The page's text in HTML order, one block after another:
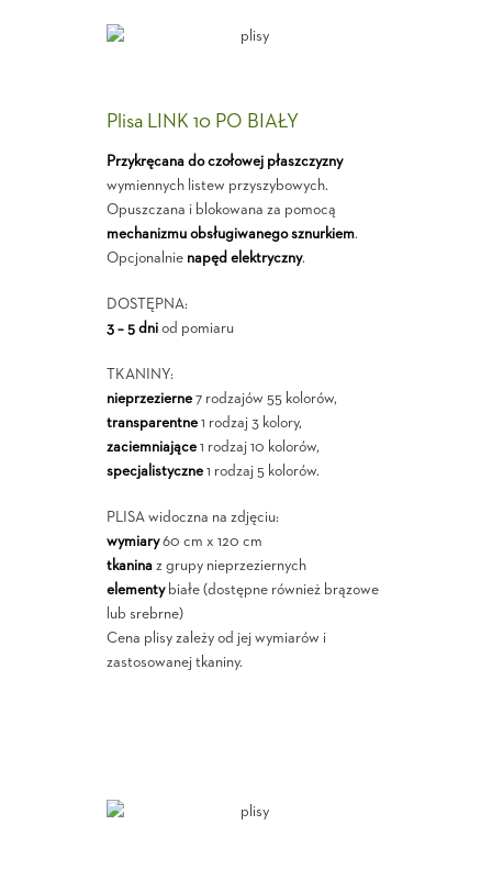
Plisa LINK 10 PO BIAŁY
Przykręcana do czołowej płaszczyzny
wymiennych listew przyszybowych.
Opuszczana i blokowana za pomocą
mechanizmu obsługiwanego sznurkiem.
Opcjonalnie napęd elektryczny.
DOSTĘPNA:
3 – 5 dniod pomiaru
TKANINY:
nieprzezierne7 rodzajów 55 kolorów,
transparentne1 rodzaj 3 kolory,
zaciemniające1 rodzaj 10 kolorów,
specjalistyczne1 rodzaj 5 kolorów.
PLISA widoczna na zdjęciu:
wymiary60 cm x 120 cm
tkaninaz grupy nieprzeziernych
elementybiałe (dostępne również brązowe
lub srebrne)
Cena plisy zależy od jej wymiarów i
zastosowanej tkaniny.